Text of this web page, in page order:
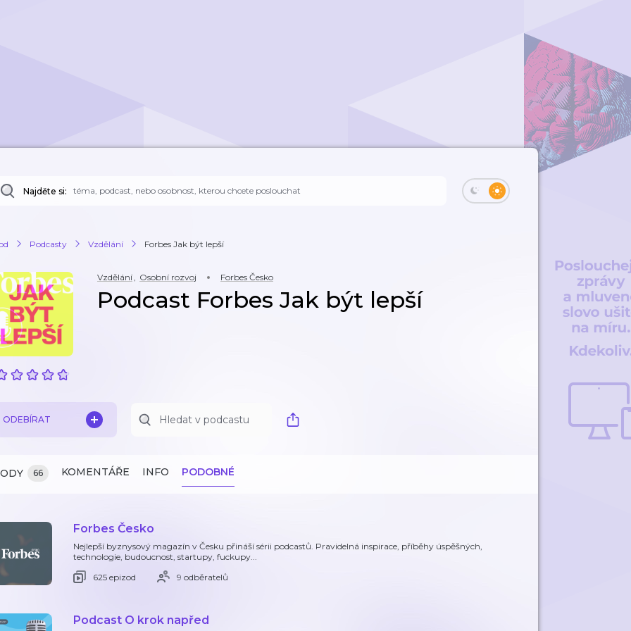
Najděte si:
Podcasty Vzdělání Forbes Jak být lepší
Vzdělání, Osobní rozvoj Forbes Česko
Podcast Forbes Jak být lepší
ODEBÍRAT
66 KOMENTÁŘE INFO PODOBNÉ
Forbes Česko
Nejlepší byznysový magazín v Česku přináší sérii podcastů. Pravidelná inspirace, příběhy úspěšných,
technologie, budoucnost, startupy, fuckupy...
625 epizod
9 odběratelů
Podcast O krok napřed